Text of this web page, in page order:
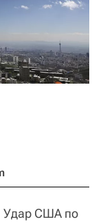
Удар США по